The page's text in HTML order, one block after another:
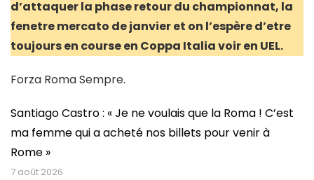
d’attaquer la phase retour du championnat, la
fenetre mercato de janvier et on l’espère d’etre
toujours en course en Coppa Italia voir en UEL.
Forza Roma Sempre.
Santiago Castro : « Je ne voulais que la Roma ! C’est
ma femme qui a acheté nos billets pour venir à
Rome »
7 août 2026